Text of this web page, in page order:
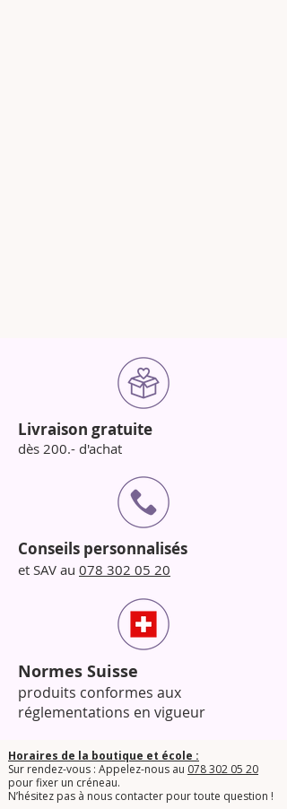
Livraison gratuite
dès 200.- d'achat
Conseils personnalisés
et SAV au 078 302 05 20
Normes Suisse
produits conformes aux
réglementations en vigueur
Horaires de la boutique et école :
Sur rendez-vous : Appelez-nous au 078 302 05 20
pour fixer un créneau.
​N’hésitez pas à nous contacter pour toute question !​